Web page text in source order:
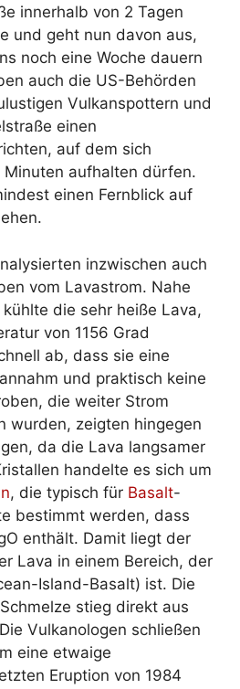
innerhalb von 2 Tagen
und geht nun davon aus,
noch eine Woche dauern
auch die US-Behörden
Vulkanspottern und
einen
auf dem sich
aufhalten dürfen.
einen Fernblick auf
inzwischen auch
vom Lavastrom. Nahe
die sehr heiße Lava,
von 1156 Grad
ab, dass sie eine
und praktisch keine
die weiter Strom
wurden, zeigten hingegen
da die Lava langsamer
handelte es sich um
, die typisch für Basalt-
bestimmt werden, dass
enthält. Damit liegt der
Lava in einem Bereich, der
Island-Basalt) ist. Die
stieg direkt aus
Vulkanologen schließen
eine etwaige
Eruption von 1984